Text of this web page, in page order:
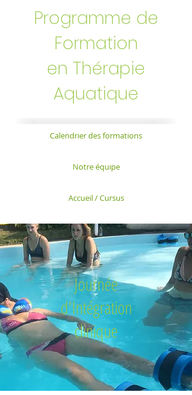
Programme de
Formation
en Thérapie
Aquatique
Calendrier des formations
Notre équipe
Accueil / Cursus
Journée
d'Intégration
clinique